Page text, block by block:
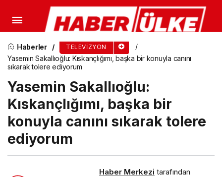
Haberler TELEVIZYON
Yasemin Sakallıoğlu: Kıskançlığımı, başka bir konuyla canını
sıkarak tolere ediyorum
Yasemin Sakallıoğlu:
Kıskançlığımı, başka bir
konuyla canını sıkarak tolere
ediyorum
Haber Merkezi tarafından
Yasemin Sakallıoğlu: Kıskançlığımı, başka bir
konuyla canını sıkarak tolere ediyorum